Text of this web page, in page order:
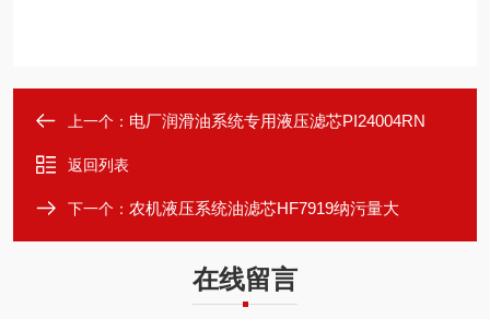
上一个： 电厂润滑油系统专用液压滤芯PI24004RN
返回列表
下一个： 农机液压系统油滤芯HF7919纳污量大
在线留言